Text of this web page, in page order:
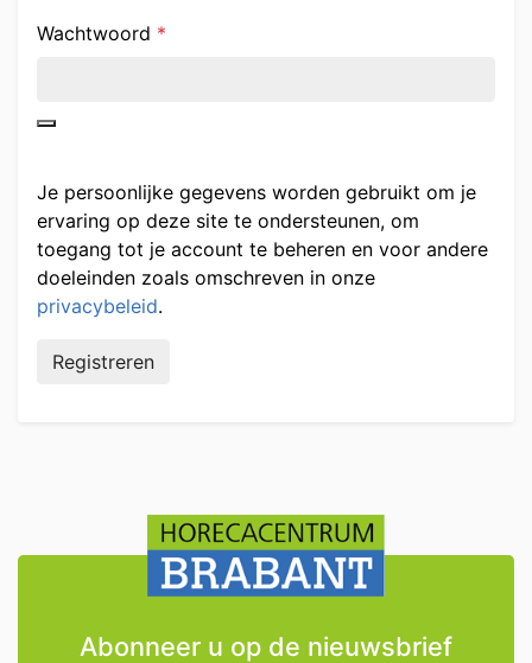
Wachtwoord *
Je persoonlijke gegevens worden gebruikt om je
ervaring op deze site te ondersteunen, om
toegang tot je account te beheren en voor andere
doeleinden zoals omschreven in onze
privacybeleid.
Registreren
Abonneer u op de nieuwsbrief